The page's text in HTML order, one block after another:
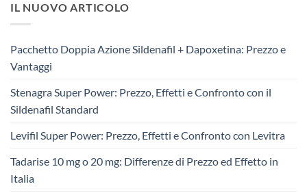
IL NUOVO ARTICOLO
Pacchetto Doppia Azione Sildenafil + Dapoxetina: Prezzo e
Vantaggi
Stenagra Super Power: Prezzo, Effetti e Confronto con il
Sildenafil Standard
Levifil Super Power: Prezzo, Effetti e Confronto con Levitra
Tadarise 10 mg o 20 mg: Differenze di Prezzo ed Effetto in
Italia